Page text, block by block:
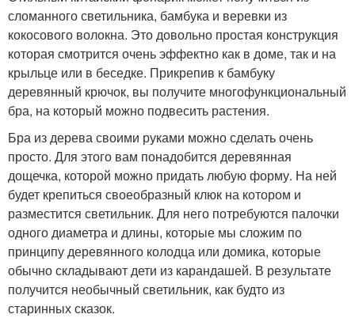
сломанного светильника, бамбука и веревки из
кокосового волокна. Это довольно простая конструкция
которая смотрится очень эффектно как в доме, так и на
крыльце или в беседке. Прикрепив к бамбуку
деревянный крючок, вы получите многофункциональный
бра, на который можно подвесить растения.
Бра из дерева своими руками можно сделать очень
просто. Для этого вам понадобится деревянная
дощечка, которой можно придать любую форму. На ней
будет крепиться своеобразный клюк на котором и
разместится светильник. Для него потребуются палочки
одного диаметра и длины, которые мы сложим по
принципу деревянного колодца или домика, которые
обычно складывают дети из карандашей. В результате
получится необычный светильник, как будто из
старинных сказок.